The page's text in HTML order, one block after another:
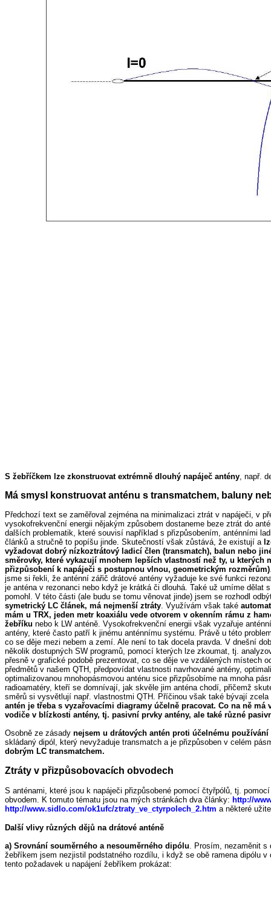
S žebříčkem lze zkonstruovat extrémně dlouhý napáječ antény, např.
Má smysl konstruovat anténu s transmatchem, baluny
Předchozí text se zaměřoval zejména na minimalizaci ztrát v napáječi, v
vysokofrekvenční energii nějakým způsobem dostaneme beze ztrát do
dalších problematik, které souvisí například s přizpůsobením, anténními
článků a stručně to popíšu jinde. Skutečností však zůstává, že existují a
vyžadovat dobrý nízkoztrátový ladicí člen (transmatch), balun nebo
směrovky, které vykazují mnohem lepších vlastností než ty, u
přizpůsobení k napáječi s postupnou vlnou, geometrickým rozměrům)
jsme si řekli, že anténní zářič drátové antény vyžaduje ke své funkci
je anténa v rezonanci nebo když je krátká či dlouhá. Také už umíme dělat
pomohl. V této části (ale budu se tomu věnovat jinde) jsem se rozhodl
symetrický LC článek, má nejmenší ztráty. Využívám však také
mám u TRX, jeden metr koaxiálu vede otvorem v okenním rámu z
žebříku nebo k LW anténě. Vysokofrekvenční energii však vyzařuje
antény, které často patří k jinému anténnímu systému. Právě u této
co se děje mezi nebem a zemí. Ale není to tak docela pravda. V dnešní
několik dostupných SW programů, pomocí kterých lze zkoumat, tj.
přesně v grafické podobě prezentovat, co se děje ve vzdálených místech
předmětů v našem QTH, předpovídat vlastnosti navrhované antény,
optimalizovanou mnohopásmovou anténu sice přizpůsobíme na mnoha
radioamatéry, kteří se domnívají, jak skvěle jim anténa chodí, přičemž
směrů si vysvětlují např. vlastnostmi QTH. Příčinou však také bývají
antén je třeba s vyzařovacími diagramy účelně pracovat. Co na ně
vodiče v blízkosti antény, tj. pasivní prvky antény, ale také různé
Osobně ze zásady nejsem u drátových antén proti účelnému
skládaný dipól, který nevyžaduje transmatch a je přizpůsoben v celém
dobrým LC transmatchem.
Ztráty v přizpůsobovacích obvodech
S anténami, které jsou k napáječi přizpůsobené pomocí čtyřpólů, tj.
obvodem. K tomuto tématu jsou na mých stránkách dva články: http://
http://www.sidlo.com/ok1ufc/ztraty_ve_ctyrpolech_2.htm a některé
Další vlivy různých dějů na drátové anténě
a) Srovnání souměrného a nesouměrného dipólu. Prosím, nezaměnit s
žebříkem jsem nezjistil podstatného rozdílu, i když se obě ramena dipólu
tento požadavek u napájení žebříkem prokázat: